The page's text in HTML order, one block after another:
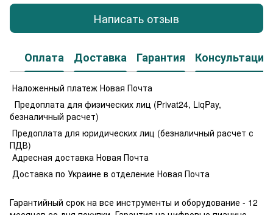
Написать отзыв
Оплата Доставка Гарантия Консультация
Наложенный платеж Новая Почта
Предоплата для физических лиц (Privat24, LiqPay,
безналичный расчет)
Предоплата для юридических лиц (безналичный расчет с
ПДВ)
Адресная доставка Новая Почта
Доставка по Украине в отделение Новая Почта
Гарантийный срок на все инструменты и оборудование - 12